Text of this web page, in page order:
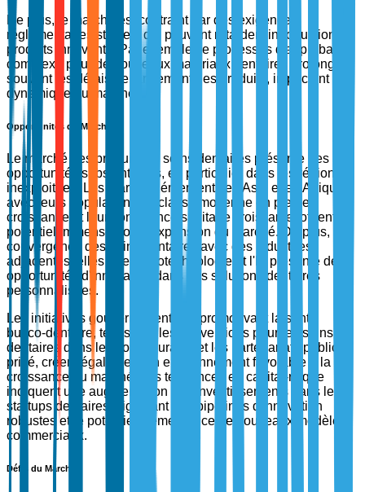
De plus, le marché est contraint par des exigences
réglementaires strictes, qui peuvent retarder l'introduction de
produits innovants. Par exemple, le processus d'approbation
complexe pour de nouveaux matériaux dentaires prolonge
souvent les délais de lancement des produits, impactant la
dynamique du marché.
Opportunités du Marché
Le marché des produits de soins dentaires présente des
opportunités substantielles, en particulier dans les régions
inexploitées. Les marchés émergents en Asie et en Afrique,
avec leurs populations de classe moyenne en pleine
croissance et leur conscience sanitaire croissante, offrent un
potentiel immense pour l'expansion du marché. De plus, la
convergence des soins dentaires avec des industries
adjacentes telles que la biotechnologie et l'IA présente des
opportunités d'innovation dans des solutions dentaires
personnalisées.
Les initiatives gouvernementales promouvant la santé
bucco-dentaire, telles que les subventions pour les soins
dentaires dans les zones rurales et les partenariats public-
privé, créent également un environnement favorable à la
croissance du marché. Les tendances en capital-risque
indiquent une augmentation des investissements dans les
startups dentaires, signalant des pipelines d'innovation
robustes et le potentiel d'émergence de nouveaux modèles
commerciaux.
Défis du Marché